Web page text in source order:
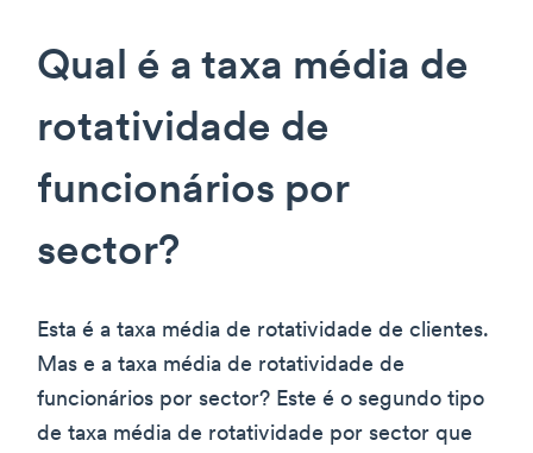
Qual é a taxa média de
rotatividade de
funcionários por
sector?
Esta é a taxa média de rotatividade de clientes.
Mas e a taxa média de rotatividade de
funcionários por sector? Este é o segundo tipo
de taxa média de rotatividade por sector que